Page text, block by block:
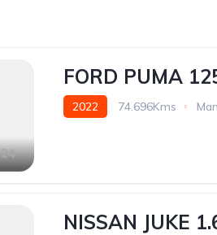
24
FORD PUMA
2022 74.696Kms
NISSAN JUKE